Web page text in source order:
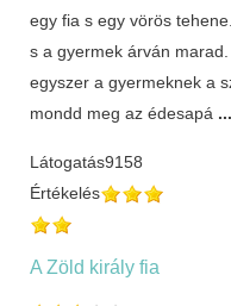
egy fia s egy vörös
s a gyermek árván
egyszer a gyermeknek a
mondd meg az édesapá ...
Látogatás9158
Értékelés
A Zöld király fia